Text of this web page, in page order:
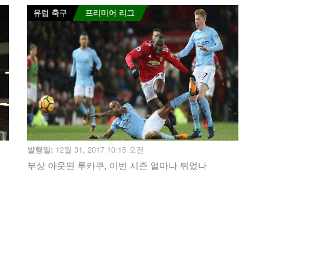
유럽 축구 프리미어 리그
발행일: 12월 31, 2017 10:15 오전
부상 아웃된 루카쿠, 이번 시즌 얼마나 뛰었나